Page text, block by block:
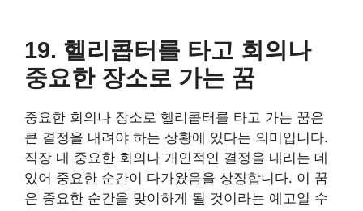
19. 헬리콥터를 타고 회의나
중요한 장소로 가는 꿈
중요한 회의나 장소로 헬리콥터를 타고 가는 꿈은
큰 결정을 내려야 하는 상황에 있다는 의미입니다.
직장 내 중요한 회의나 개인적인 결정을 내리는 데
있어 중요한 순간이 다가왔음을 상징합니다. 이 꿈
은 중요한 순간을 맞이하게 될 것이라는 예고일 수